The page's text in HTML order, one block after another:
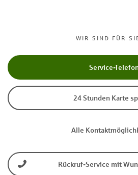
WIR SIND FÜR
Service-
24 Stunden Karte
Alle
Rückruf-Service mit